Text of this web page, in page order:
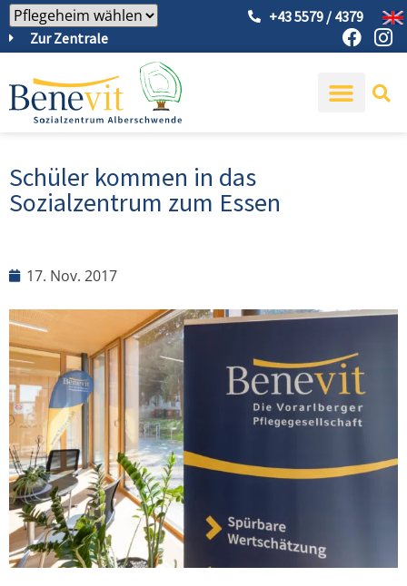
Zur Zentrale
+43 5579 / 4379
Schüler kommen in das
Sozialzentrum zum Essen
17. Nov. 2017